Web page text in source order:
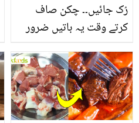
رُک جائیں۔۔ چکن صاف
کرتے وقت یہ باتیں ضرور